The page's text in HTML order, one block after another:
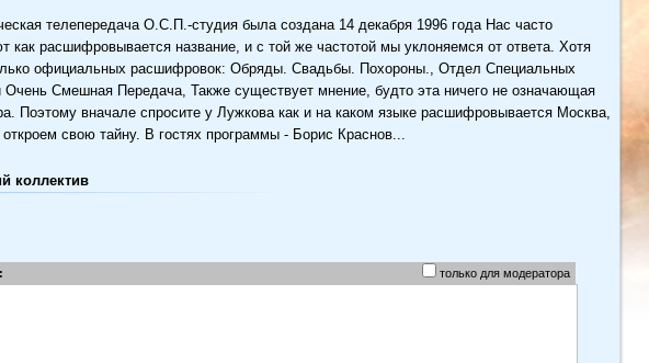
телепередача О.С.П.-студия была создана 14 декабря 1996 года Нас часто
как расшифровывается название, и с той же частотой мы уклоняемся от ответа. Хотя
официальных расшифровок: Обряды. Свадьбы. Похороны., Отдел Специальных
Очень Смешная Передача, Также существует мнение, будто эта ничего не означающая
Поэтому вначале спросите у Лужкова как и на каком языке расшифровывается Москва,
свою тайну. В гостях программы - Борис Краснов...
коллектив
только для модератора